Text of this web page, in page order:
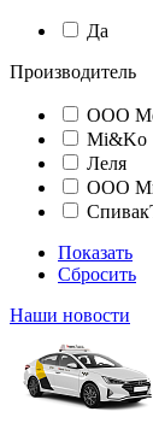
Да
Производитель
ООО
Mi&Ko
Леля
ООО
Показать
Сбросить
Наши новости